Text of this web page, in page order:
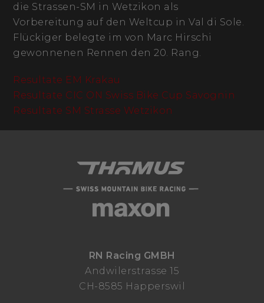
die Strassen-SM in Wetzikon als
Vorbereitung auf den Weltcup in Val di Sole.
Flückiger belegte im von Marc Hirschi
gewonnenen Rennen den 20. Rang.
Resultate EM Krakau
Resultate CIC ON Swiss Bike Cup Savognin
Resultate SM Strasse Wetzikon
RN Racing GMBH
Andwilerstrasse 15
CH-8585 Happerswil